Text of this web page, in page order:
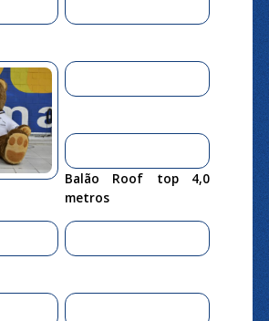
Balão Roof top 4,0
metros